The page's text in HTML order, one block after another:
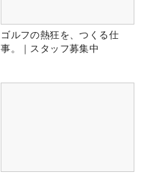
ゴルフの熱狂を、つくる仕
事。｜スタッフ募集中